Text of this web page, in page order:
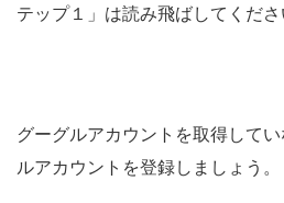
テップ１」は読み飛ばしてくださ
グーグルアカウントを取得して
ルアカウントを登録しましょう。